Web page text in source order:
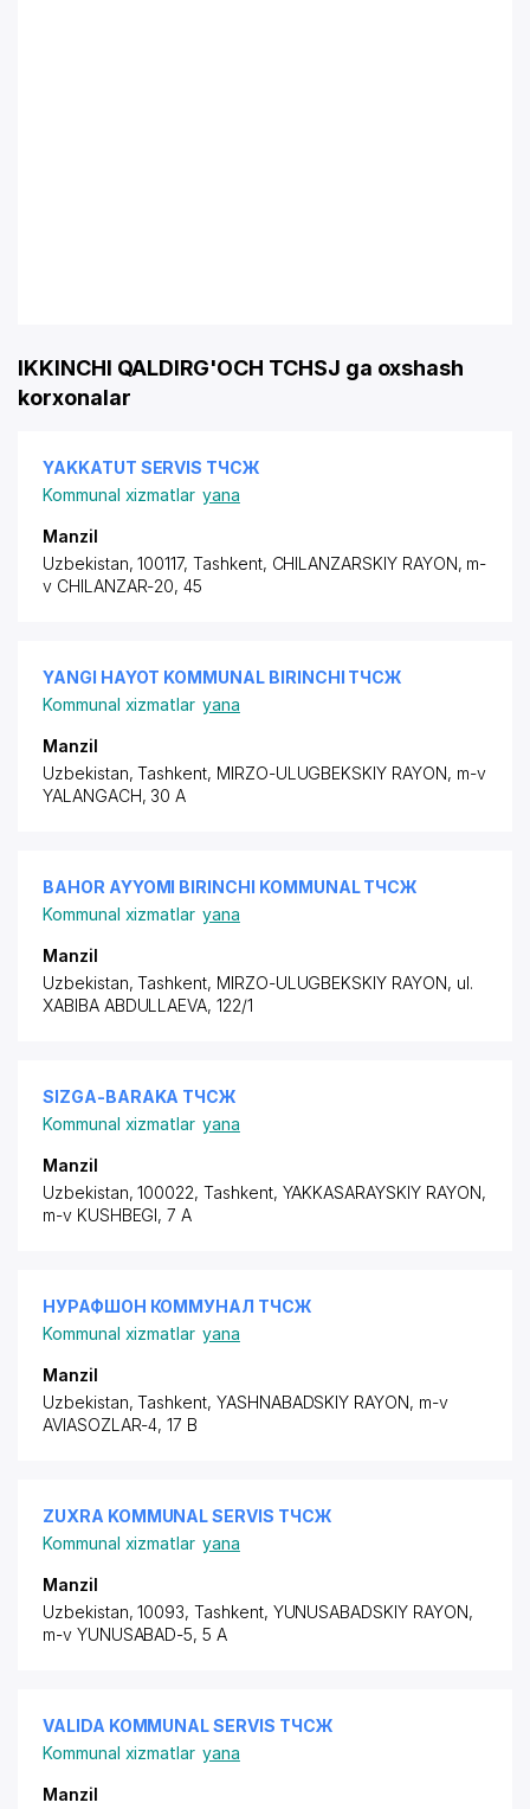
IKKINCHI QALDIRG'OCH TCHSJ ga oxshash
korxonalar
YAKKATUT SERVIS ТЧСЖ
Kommunal xizmatlar yana
Manzil
Uzbekistan, 100117, Tashkent, CHILANZARSKIY RAYON, m-
v CHILANZAR-20, 45
YANGI HAYOT KOMMUNAL BIRINCHI ТЧСЖ
Kommunal xizmatlar yana
Manzil
Uzbekistan, Tashkent, MIRZO-ULUGBEKSKIY RAYON, m-v
YALANGACH, 30 A
BAHOR AYYOMI BIRINCHI KOMMUNAL ТЧСЖ
Kommunal xizmatlar yana
Manzil
Uzbekistan, Tashkent, MIRZO-ULUGBEKSKIY RAYON, ul.
XABIBA ABDULLAEVA, 122/1
SIZGA-BARAKA ТЧСЖ
Kommunal xizmatlar yana
Manzil
Uzbekistan, 100022, Tashkent, YAKKASARAYSKIY RAYON,
m-v KUSHBEGI, 7 A
НУРАФШОН КОММУНАЛ ТЧСЖ
Kommunal xizmatlar yana
Manzil
Uzbekistan, Tashkent, YASHNABADSKIY RAYON, m-v
AVIASOZLAR-4, 17 B
ZUXRA KOMMUNAL SERVIS ТЧСЖ
Kommunal xizmatlar yana
Manzil
Uzbekistan, 10093, Tashkent, YUNUSABADSKIY RAYON,
m-v YUNUSABAD-5, 5 A
VALIDA KOMMUNAL SERVIS ТЧСЖ
Kommunal xizmatlar yana
Manzil